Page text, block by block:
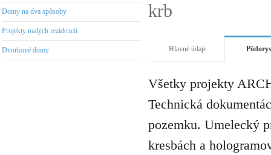
Domy na dva spôsoby
Projekty malých rezidencií
Dvorkové domy
krb
Hlavné údaje
Všetky projekty
Technická
pozemku. Umelecký
kresbách a